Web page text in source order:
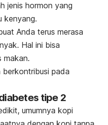
jenis hormon yang
kenyang.
Anda terus merasa
Hal ini bisa
makan.
berkontribusi pada
tipe 2
umumnya kopi